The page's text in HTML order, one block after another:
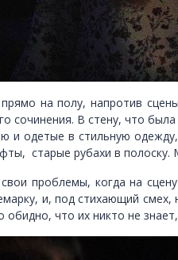
на полу, напротив
сочинения. В стену, что
и одетые в стильную
старые рубахи в полоску.
проблемы, когда на
и, под стихающий смех,
обидно, что их никто не